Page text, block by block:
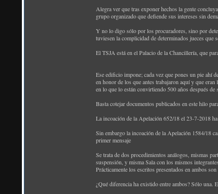
Alegra ver que tras exponer hechos la gente
grupo organizado que defiende sus intereses sin
Y no lo digo sólo por los procuradores, sino por
tuviesen la complicidad de determinados jueces que
El TSJA está en el Palacio de la Chancillería, que
Ese edificio impone; cada vez que pones un pie ahí
en honor de los que antes trabajaron aquí y que
en lo que lo están convirtiendo 500 años después de
Basta cotejar documentos publicados en este hilo
La incoación de la Apelación 652/18 el 23-7-2018
Sin embargo la incoación de la Apelación 1584/18
primer mensaje
Se trata de dos procedimientos análogos, mismas
suspensión, y misma Sala con los mismos
Prácticamente los escritos presentados en ambos
¿Qué diferencia ha existido entre ambos? Sólo